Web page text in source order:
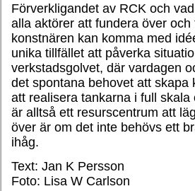
Förverkligandet av RCK och
alla aktörer att fundera över
konstnären kan komma med
unika tillfället att påverka
verkstadsgolvet, där vardagen
det spontana behovet att
att realisera tankarna i full
är alltså ett resurscentrum att
över är om det inte behövs ett
ihåg.
Text: Jan K Persson
Foto: Lisa W Carlson